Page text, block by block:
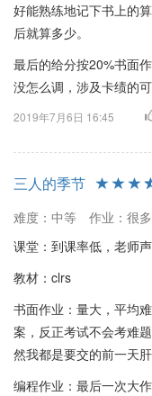
好能熟练地记下书上的
后就算多少。
最后的给分按20%书面
没怎么调，涉及卡绩的可
2019年7月6日 16:45
三人的季节
难度：中等
作业：很多
课堂：到课率低，老师
教材：clrs
书面作业：量大，平均
案，反正考试不会考难
然我都是要交的前一天肝
编程作业：最后一次大